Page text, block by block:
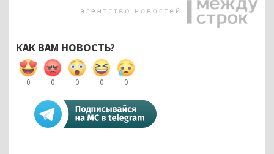
КАК ВАМ НОВОСТЬ?
0 0 0 0 0